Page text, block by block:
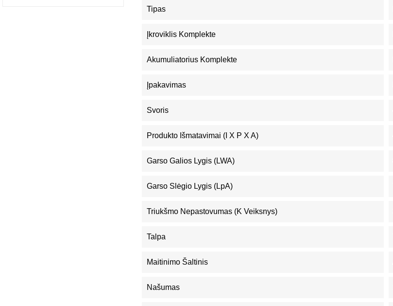
Tipas
Įkroviklis Komplekte
Akumuliatorius Komplekte
Įpakavimas
Svoris
Produkto Išmatavimai (I X P X A)
Garso Galios Lygis (LWA)
Garso Slėgio Lygis (LpA)
Triukšmo Nepastovumas (K Veiksnys)
Talpa
Maitinimo Šaltinis
Našumas